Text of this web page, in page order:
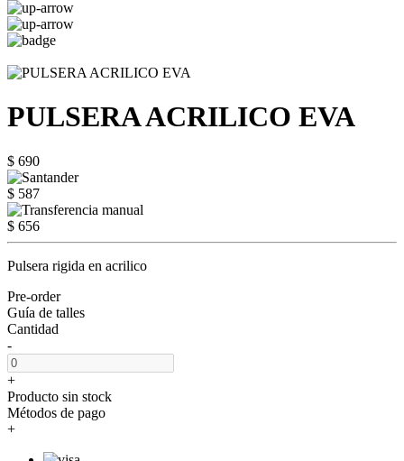
PULSERA ACRILICO EVA
$ 690
$ 587
$ 656
Pulsera rigida en acrilico
Pre-order
Guía de talles
Cantidad
-
+
Producto sin stock
Métodos de pago
+